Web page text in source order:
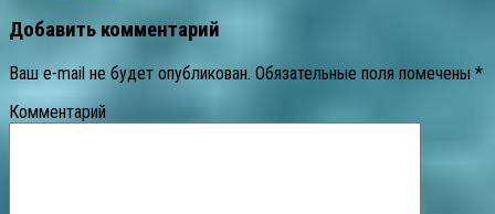
Добавить комментарий
Ваш e-mail не будет опубликован. Обязательные поля помечены *
Комментарий